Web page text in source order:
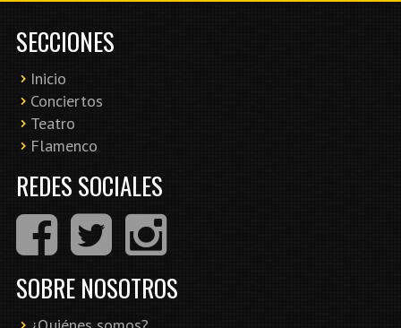
SECCIONES
Inicio
Conciertos
Teatro
Flamenco
REDES SOCIALES
SOBRE NOSOTROS